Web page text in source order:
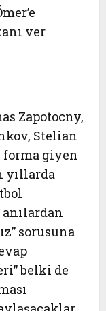
ver
Zapotocny,
Stelian
forma giyen
yıllarda
anılardan
sorusuna
belki de